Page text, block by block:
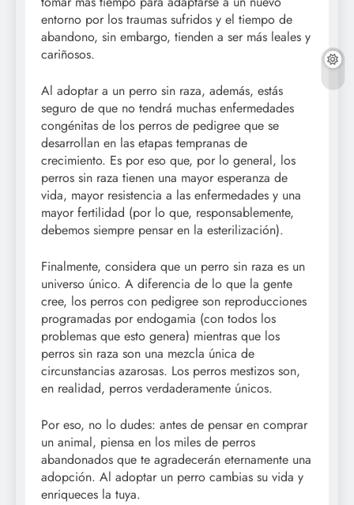
entorno por los traumas sufridos y el tiempo de
abandono, sin embargo, tienden a ser más leales y
cariñosos.
Al adoptar a un perro sin raza, además, estás
seguro de que no tendrá muchas enfermedades
congénitas de los perros de pedigree que se
desarrollan en las etapas tempranas de
crecimiento. Es por eso que, por lo general, los
perros sin raza tienen una mayor esperanza de
vida, mayor resistencia a las enfermedades y una
mayor fertilidad (por lo que, responsablemente,
debemos siempre pensar en la esterilización).
Finalmente, considera que un perro sin raza es un
universo único. A diferencia de lo que la gente
cree, los perros con pedigree son reproducciones
programadas por endogamia (con todos los
problemas que esto genera) mientras que los
perros sin raza son una mezcla única de
circunstancias azarosas. Los perros mestizos son,
en realidad, perros verdaderamente únicos.
Por eso, no lo dudes: antes de pensar en comprar
un animal, piensa en los miles de perros
abandonados que te agradecerán eternamente una
adopción. Al adoptar un perro cambias su vida y
enriqueces la tuya.